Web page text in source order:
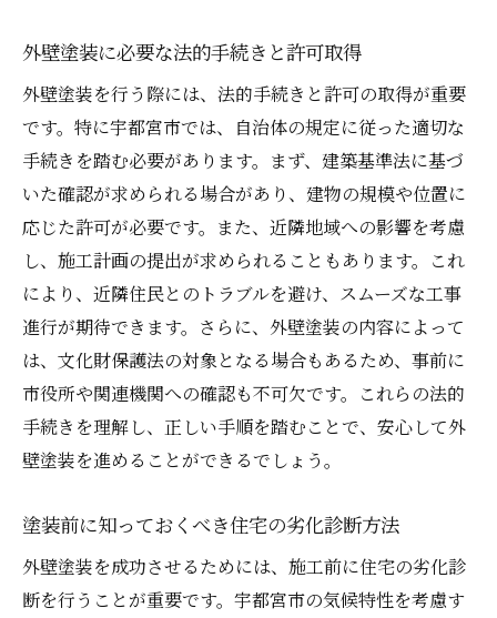
アフターサービスを充実させる業者選定の
コツ
外壁塗装の施工プロセスを理解する重要性と注
意点
外壁塗装の一般的な施工手順を理解する
施工中に家主が確認すべきポイント
施工後のチェックリストとその重要性
施工中の雨天時の対策とスケジュール管理
施工スタッフとのコミュニケーション方法
外壁塗装の品質保証について
宇都宮市特有の外壁塗装のトラブルとその回避
法
トラブルを未然に防ぐための注意点
外壁の剥がれやひび割れ対策
湿気やカビの問題を解決する方法
外壁塗装に必要な法的手続きと許可取得
外壁塗装を行う際には、法的手続きと許可の取得が重要
です。特に宇都宮市では、自治体の規定に従った適切な
手続きを踏む必要があります。まず、建築基準法に基づ
いた確認が求められる場合があり、建物の規模や位置に
応じた許可が必要です。また、近隣地域への影響を考慮
し、施工計画の提出が求められることもあります。これ
により、近隣住民とのトラブルを避け、スムーズな工事
進行が期待できます。さらに、外壁塗装の内容によって
は、文化財保護法の対象となる場合もあるため、事前に
市役所や関連機関への確認も不可欠です。これらの法的
手続きを理解し、正しい手順を踏むことで、安心して外
壁塗装を進めることができるでしょう。
塗装前に知っておくべき住宅の劣化診断方法
外壁塗装を成功させるためには、施工前に住宅の劣化診
断を行うことが重要です。宇都宮市の気候特性を考慮す